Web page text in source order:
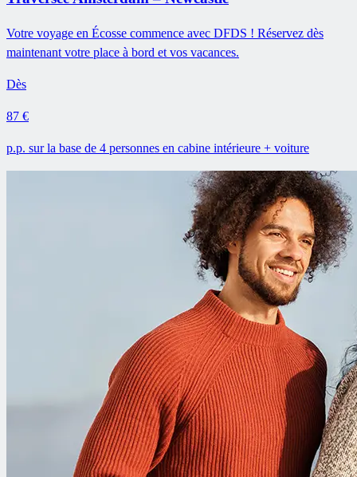
Votre voyage en Écosse commence avec DFDS ! Réservez dès
maintenant votre place à bord et vos vacances.
Dès
87 €
p.p. sur la base de 4 personnes en cabine intérieure + voiture